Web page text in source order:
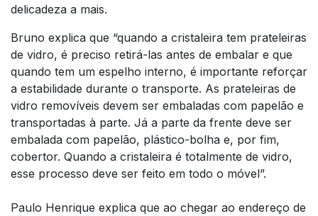
delicadeza a mais.
Bruno explica que “quando a cristaleira tem prateleiras
de vidro, é preciso retirá-las antes de embalar e que
quando tem um espelho interno, é importante reforçar
a estabilidade durante o transporte. As prateleiras de
vidro removíveis devem ser embaladas com papelão e
transportadas à parte. Já a parte da frente deve ser
embalada com papelão, plástico-bolha e, por fim,
cobertor. Quando a cristaleira é totalmente de vidro,
esse processo deve ser feito em todo o móvel”.
Paulo Henrique explica que ao chegar ao endereço de